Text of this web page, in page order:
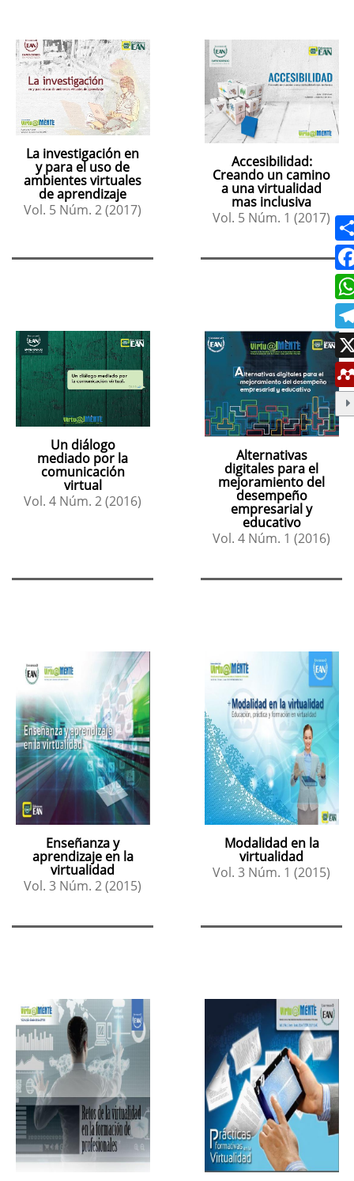
La investigación en
y para el uso de
ambientes virtuales
de aprendizaje
Vol. 5 Núm. 2 (2017)
Accesibilidad:
Creando un camino
a una virtualidad
mas inclusiva
Vol. 5 Núm. 1 (2017)
Un diálogo
mediado por la
comunicación
virtual
Vol. 4 Núm. 2 (2016)
Alternativas
digitales para el
mejoramiento del
desempeño
empresarial y
educativo
Vol. 4 Núm. 1 (2016)
Enseñanza y
aprendizaje en la
virtualidad
Vol. 3 Núm. 2 (2015)
Modalidad en la
virtualidad
Vol. 3 Núm. 1 (2015)